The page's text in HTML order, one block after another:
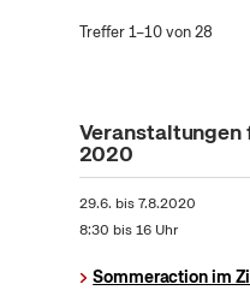
Treffer 1–10 von 28
2020
29.6. bis7.8.2020
8:30 bis 16 Uhr
Sommeraction im